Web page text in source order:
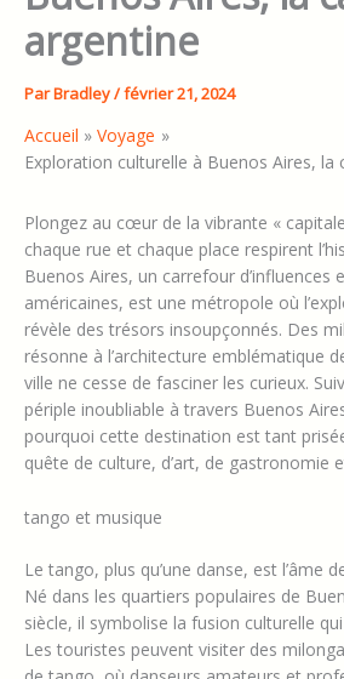
argentine
ParBradley/février 21, 2024
Accueil
Voyage
Exploration culturelle à Buenos Aires, la
Plongez au cœur de la vibrante «
chaque rue et chaque place respirent
Buenos Aires, un carrefour d’influences
américaines, est une métropole où
révèle des trésors insoupçonnés. Des
résonne à l’architecture emblématique
ville ne cesse de fasciner les curieux.
périple inoubliable à travers Buenos
pourquoi cette destination est tant
quête de culture, d’art, de gastronomie
tango et musique
Le tango, plus qu’une danse, est l’âme
Né dans les quartiers populaires de
siècle, il symbolise la fusion culturelle
Les touristes peuvent visiter des